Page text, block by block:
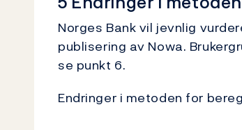
Norges Bank vil jevnlig
publisering av Nowa.
se punkt 6.
Endringer i metoden for